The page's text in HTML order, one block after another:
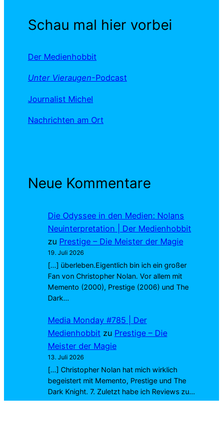
Schau mal hier vorbei
Der Medienhobbit
Unter Vieraugen-Podcast
Journalist Michel
Nachrichten am Ort
Neue Kommentare
Die Odyssee in den Medien: Nolans
Neuinterpretation | Der Medienhobbit
zu Prestige – Die Meister der Magie
19. Juli 2026
[…] überleben.Eigentlich bin ich ein großer
Fan von Christopher Nolan. Vor allem mit
Memento (2000), Prestige (2006) und The
Dark…
Media Monday #785 | Der
Medienhobbit zu Prestige – Die
Meister der Magie
13. Juli 2026
[…] Christopher Nolan hat mich wirklich
begeistert mit Memento, Prestige und The
Dark Knight. 7. Zuletzt habe ich Reviews zu…